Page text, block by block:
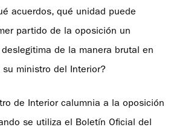
acuerdos, qué unidad puede
partido de la oposición un
de la manera brutal en
ministro del Interior?
de Interior calumnia a la oposición
se utiliza el Boletín Oficial del